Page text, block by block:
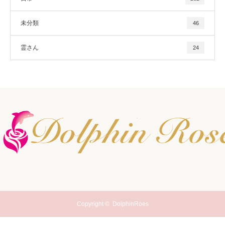
未分類 46
霊さん 24
Copyright © DolphinRoes